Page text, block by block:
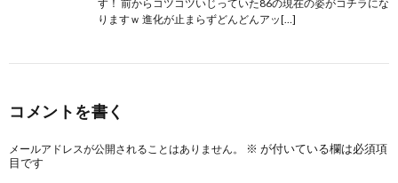
す！ 前からコツコツいじっていた86の現在の姿がコチラにな
りますｗ 進化が止まらずどんどんアッ[…]
コメントを書く
メールアドレスが公開されることはありません。 ※ が付いている欄は必須項
目です